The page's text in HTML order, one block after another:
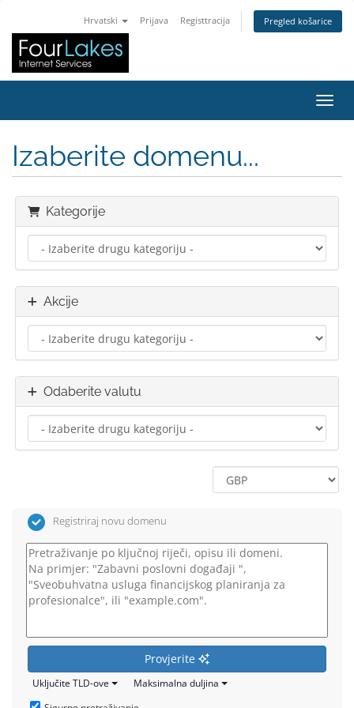
Hrvatski Prijava Registtracija Pregled košarice
Izaberite domenu...
Kategorije
Akcije
Odaberite valutu
Registriraj novu domenu
Provjerite
Uključite TLD-ove
Maksimalna duljina